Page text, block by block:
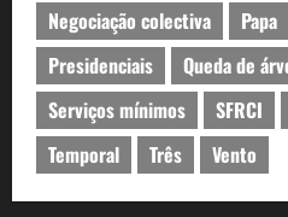
Negociação colectiva
Papa
Presidenciais
Queda de
Serviços mínimos
SFRCI
Temporal
Três Vento